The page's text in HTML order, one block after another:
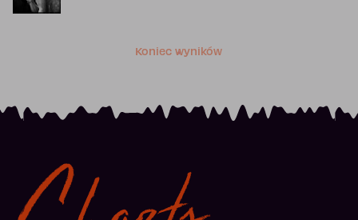
Koniec wyników